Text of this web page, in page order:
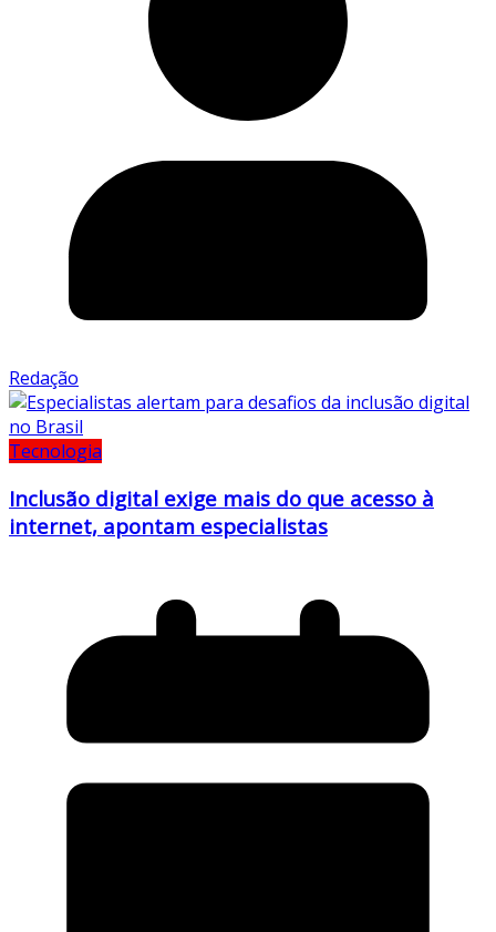
Redação
Tecnologia
Inclusão digital exige mais do que acesso à
internet, apontam especialistas